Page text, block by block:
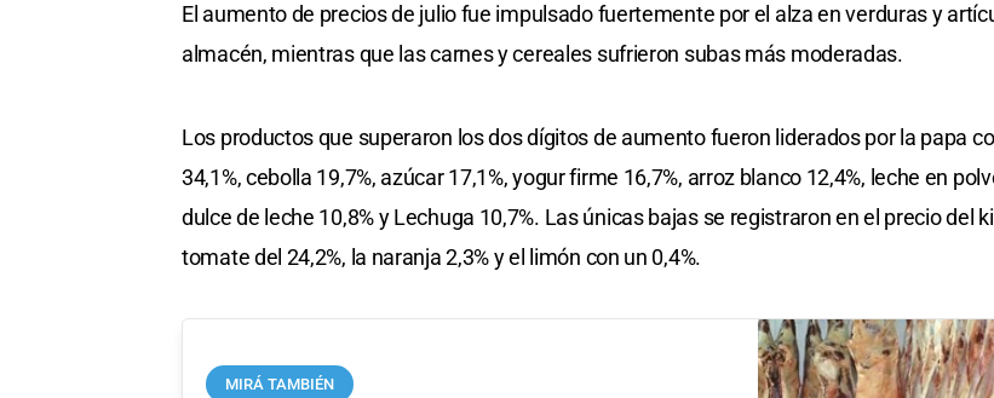
El aumento de precios de julio fue impulsado fuertemente por el alza en verduras y
almacén, mientras que las carnes y cereales sufrieron subas más moderadas.
Los productos que superaron los dos dígitos de aumento fueron liderados por la papa
34,1%, cebolla 19,7%, azúcar 17,1%, yogur firme 16,7%, arroz blanco 12,4%, leche en
dulce de leche 10,8% y Lechuga 10,7%. Las únicas bajas se registraron en el precio del
tomate del 24,2%, la naranja 2,3% y el limón con un 0,4%.
MIRÁ TAMBIÉN